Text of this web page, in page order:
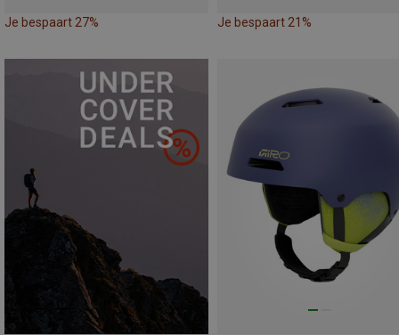
Je bespaart 27% Je bespaart 21%